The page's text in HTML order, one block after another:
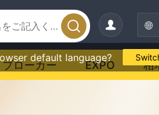
default language?
ブローカー EXPO 相